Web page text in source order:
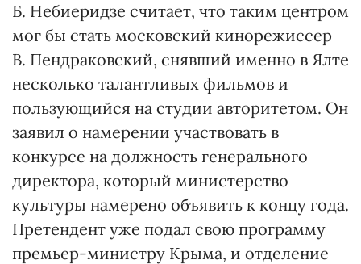
Б. Небиеридзе считает, что таким центром
мог бы стать московский кинорежиссер
В. Пендраковский, снявший именно в Ялте
несколько талантливых фильмов и
пользующийся на студии авторитетом. Он
заявил о намерении участвовать в
конкурсе на должность генерального
директора, который министерство
культуры намерено объявить к концу года.
Претендент уже подал свою программу
премьер-министру Крыма, и отделение